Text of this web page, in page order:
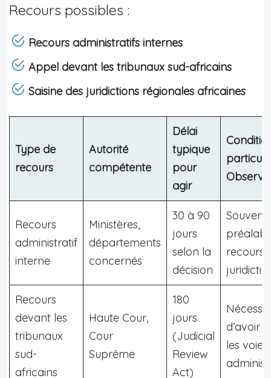
Recours possibles :
Recours administratifs internes
Appel devant les tribunaux sud-africains
Saisine des juridictions régionales africaines
Type de
recours
Autorité
compétente
Délai
typique
pour
agir
Recours
administratif
interne
Ministères,
départements
concernés
30 à 90
jours
selon la
décision
Souvent
recours
Recours
devant les
tribunaux
sud-
africains
Haute Cour,
Cour
Suprême
180
jours
(Judicial
Review
Act)
d’avoir
les voies